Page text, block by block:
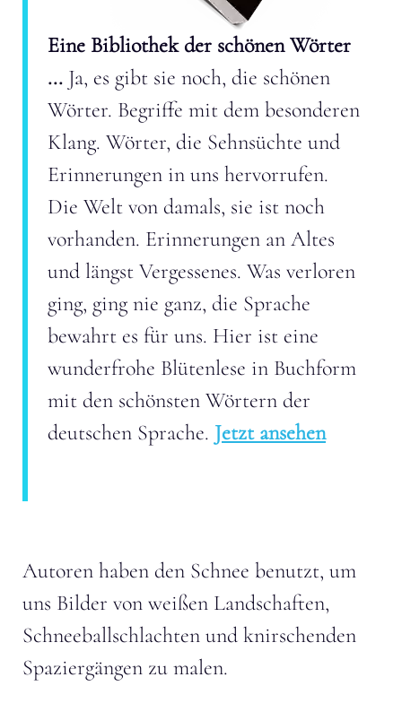
Eine Bibliothek der schönen Wörter
... Ja, es gibt sie noch, die schönen
Wörter. Begriffe mit dem besonderen
Klang. Wörter, die Sehnsüchte und
Erinnerungen in uns hervorrufen.
Die Welt von damals, sie ist noch
vorhanden. Erinnerungen an Altes
und längst Vergessenes. Was verloren
ging, ging nie ganz, die Sprache
bewahrt es für uns. Hier ist eine
wunderfrohe Blütenlese in Buchform
mit den schönsten Wörtern der
deutschen Sprache. Jetzt ansehen
Autoren haben den Schnee benutzt, um
uns Bilder von weißen Landschaften,
Schneeballschlachten und knirschenden
Spaziergängen zu malen.